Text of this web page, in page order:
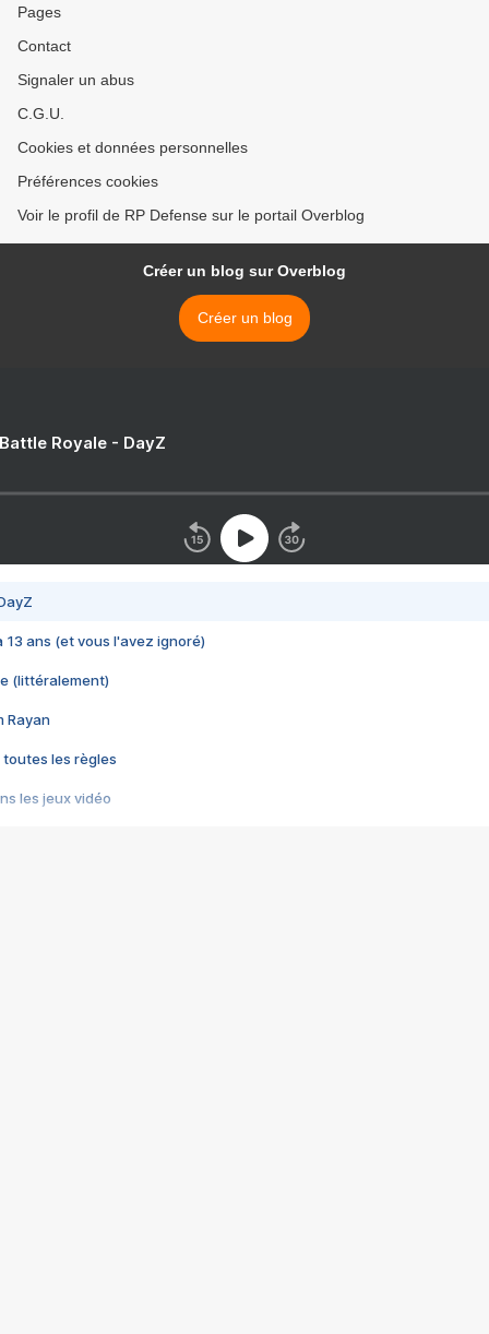
Pages
Contact
Signaler un abus
C.G.U.
Cookies et données personnelles
Préférences cookies
Voir le profil de RP Defense sur le portail Overblog
Créer un blog sur Overblog
Créer un blog
Royale - DayZ
13 ans (et vous l'avez ignoré)
(littéralement)
Rayan
toutes les règles
les jeux vidéo